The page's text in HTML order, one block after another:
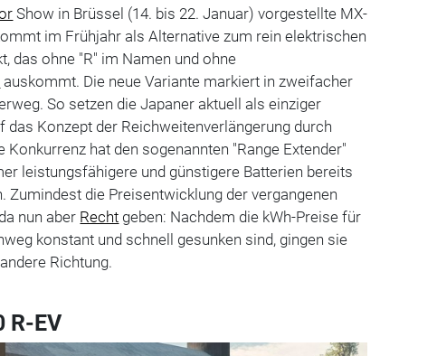
Show in Brüssel (14. bis 22. Januar) vorgestellte MX-
im Frühjahr als Alternative zum rein elektrischen
das ohne "R" im Namen und ohne
auskommt. Die neue Variante markiert in zweifacher
So setzen die Japaner aktuell als einziger
das Konzept der Reichweitenverlängerung durch
Konkurrenz hat den sogenannten "Range Extender"
leistungsfähigere und günstigere Batterien bereits
Zumindest die Preisentwicklung der vergangenen
nun aber Recht geben: Nachdem die kWh-Preise für
konstant und schnell gesunken sind, gingen sie
Richtung.
R-EV